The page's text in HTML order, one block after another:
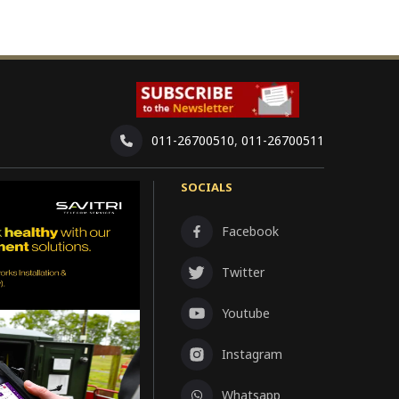
011-26700510, 011-26700511
SOCIALS
Facebook
Twitter
Youtube
Instagram
Whatsapp